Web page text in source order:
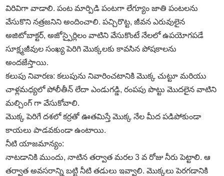
విరివిగా వాడాలి. పంట మార్పిడి పంటగా లేగ్యూం జాతి పంటలను
వేసుకొని నత్రజనిని అందించాలి. పచ్చిరొట్ట, జీవన ఎరువులైన
అజిటోబాక్టర్‌, అజోస్పైర్లిలం వాటిని వేసుకొంటే నేలలో ఉపయోగపడే
సూక్ష్మజీవుల సంఖ్య పెరిగి మొక్కలకు కావసిన పోషకాలను
అందజేస్తాయి.
కలుపు నివారణ: కలుపును నివారించటానికి మొక్క చుట్టూ మరియు
చాళ్లమధ్యలో పోలీతీన్‌ లేదా ఎండుగడ్డి, రంపపు పొట్టు మొదలైన వాటిని
మల్చింగ్‌ గా వేసుకోవాలి.
మొక్క పెరిగే దశలో కర్రతో ఊతమిస్తే మొక్క నేల మీద పడిపోకుండా
కాయలు పాడవకుండా ఉంటాయి.
నీటి యాజమాన్యం:
నాటడానికి ముందు, నాటిన తర్వాత మరల 3 వ రోజు నీరు పెట్టాలి. ఆ
తర్వాత అవసరాన్ని బట్టి నీటి తడులు ఇవ్వాలి. మొక్కలు పెరగడానికి